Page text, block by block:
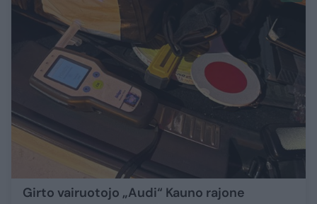
Girto vairuotojo „Audi“ Kauno rajone